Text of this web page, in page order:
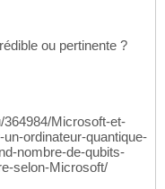
ou pertinente ?
Microsoft-et-
ordinateur-quantique-
nombre-de-qubits-
selon-Microsoft/